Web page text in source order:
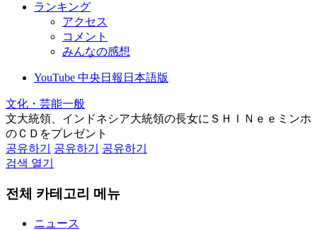
ランキング
アクセス
コメント
みんなの感想
YouTube 中央日報日本語版
文化・芸能一般
文大統領、インドネシア大統領の長女にＳＨＩＮｅｅミンホ
のＣＤをプレゼント
공유하기
공유하기
공유하기
검색 열기
전체 카테고리 메뉴
ニュース